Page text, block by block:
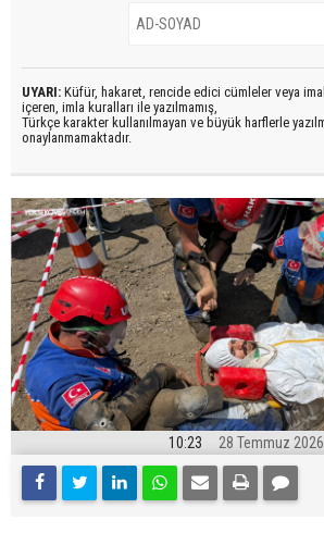
UYARI: Küfür, hakaret, rencide edici cümleler veya
içeren, imla kuralları ile yazılmamış,
Türkçe karakter kullanılmayan ve büyük harflerle
onaylanmamaktadır.
10:23 28 Temmuz 2026